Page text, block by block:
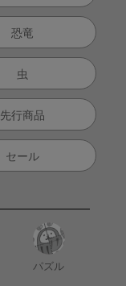
恐竜
虫
先行商品
セール
パズル